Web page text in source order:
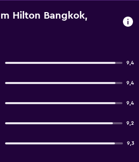
Hilton Bangkok,
9,4
9,4
9,4
9,2
9,3